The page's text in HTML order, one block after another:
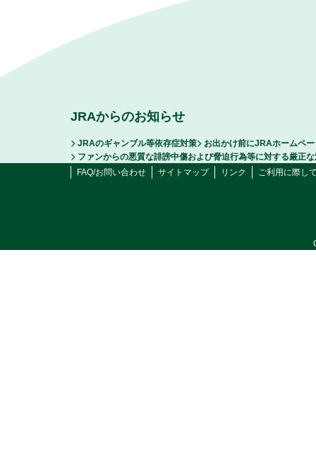
JRAからのお知らせ
JRAのギャンブル等依存症対策
お出かけ前にJRAホームペ
ファンからの悪質な誹謗中傷および脅迫行為等に対する厳正
FAQ/お問い合わせ
サイトマップ リンク ご利用に際し